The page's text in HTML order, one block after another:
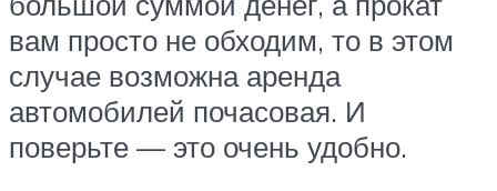
вам просто не обходим, то в этом
случае возможна аренда
автомобилей почасовая. И
поверьте — это очень удобно.